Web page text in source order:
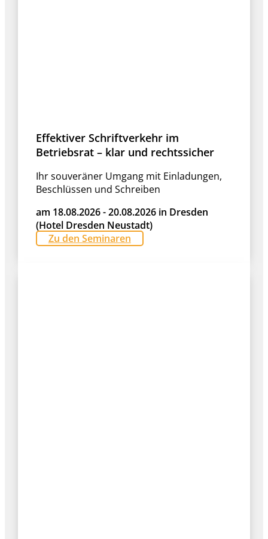
Effektiver Schriftverkehr im
Betriebsrat – klar und rechtssicher
Ihr souveräner Umgang mit Einladungen,
Beschlüssen und Schreiben
am 18.08.2026 - 20.08.2026 in Dresden
(Hotel Dresden Neustadt)
Zu den Seminaren